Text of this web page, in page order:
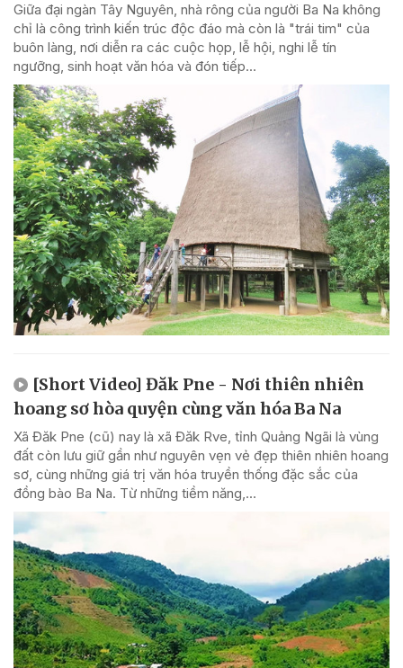
Giữa đại ngàn Tây Nguyên, nhà rông của người Ba Na không
chỉ là công trình kiến trúc độc đáo mà còn là "trái tim" của
buôn làng, nơi diễn ra các cuộc họp, lễ hội, nghi lễ tín
ngưỡng, sinh hoạt văn hóa và đón tiếp...
[Short Video] Đăk Pne - Nơi thiên nhiên
hoang sơ hòa quyện cùng văn hóa Ba Na
Xã Đăk Pne (cũ) nay là xã Đăk Rve, tỉnh Quảng Ngãi là vùng
đất còn lưu giữ gần như nguyên vẹn vẻ đẹp thiên nhiên hoang
sơ, cùng những giá trị văn hóa truyền thống đặc sắc của
đồng bào Ba Na. Từ những tiềm năng,...